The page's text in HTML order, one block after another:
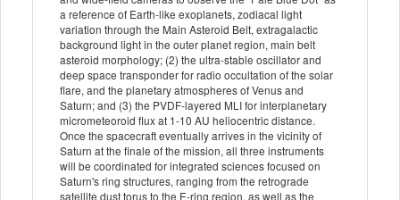
a reference of Earth-like exoplanets, zodiacal light
variation through the Main Asteroid Belt, extragalactic
background light in the outer planet region, main belt
asteroid morphology; (2) the ultra-stable oscillator and
deep space transponder for radio occultation of the solar
flare, and the planetary atmospheres of Venus and
Saturn; and (3) the PVDF-layered MLI for interplanetary
micrometeoroid flux at 1-10 AU heliocentric distance.
Once the spacecraft eventually arrives in the vicinity of
Saturn at the finale of the mission, all three instruments
will be coordinated for integrated sciences focused on
Saturn's ring structures, ranging from the retrograde
satellite dust torus to the E-ring region, as well as the